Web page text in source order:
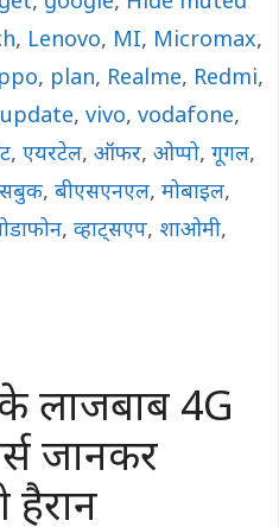
, Lenovo, MI, Micromax,
, plan, Realme, Redmi,
update, vivo, vodafone,
, एयरटेल, ऑफर, ओप्पो, गूगल,
, बीएसएनएल, मोबाइल,
, व्हाट्सएप, शाओमी,
लाजबाब 4G
जानकर